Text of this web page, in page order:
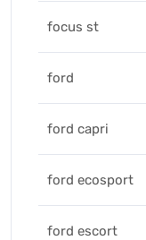
focus st
ford
ford capri
ford ecosport
ford escort